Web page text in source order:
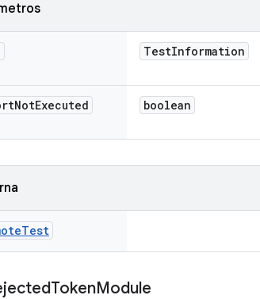
TestInformation
NotExecuted boolean
Test
TokenModule